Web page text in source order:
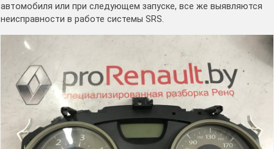
автомобиля или при следующем запуске, все же выявляются
неисправности в работе системы SRS.